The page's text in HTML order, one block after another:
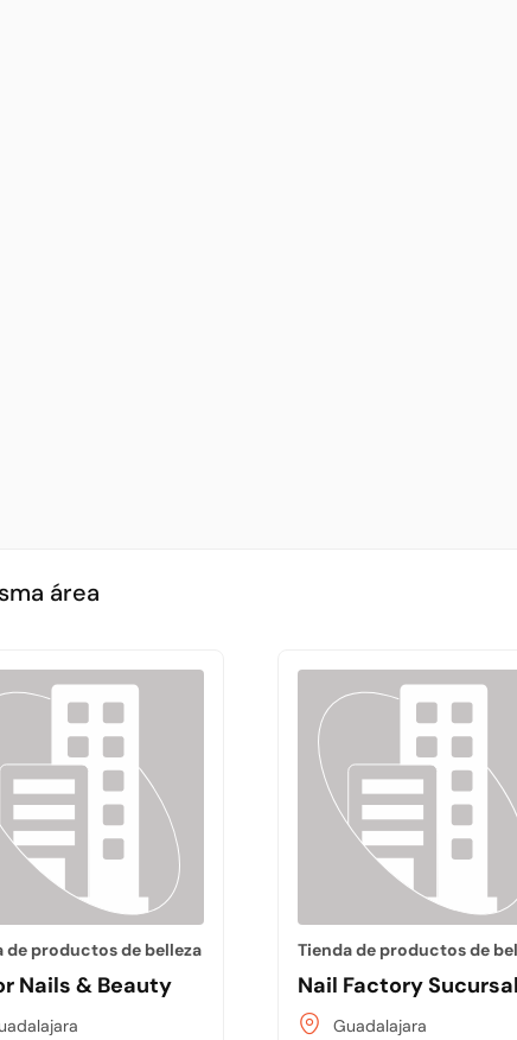
área
de productos de belleza
Nails & Beauty
Tienda de productos de
Nail Factory Sucursal
Guadalajara